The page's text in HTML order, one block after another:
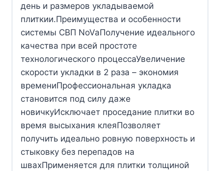
день и размеров укладываемой
плиткии.Преимущества и особенности
системы СВП NoVaПолучение идеального
качества при всей простоте
технологического процессаУвеличение
скорости укладки в 2 раза – экономия
времениПрофессиональная укладка
становится под силу даже
новичкуИсключает проседание плитки во
время высыхания клеяПозволяет
получить идеально ровную поверхность и
стыковку без перепадов на
швахПрименяется для плитки толщиной